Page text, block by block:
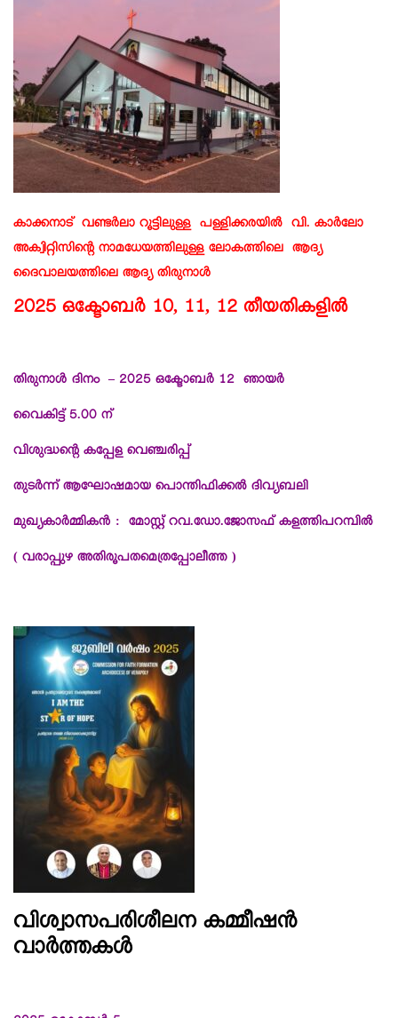
കാക്കനാട് വണ്ടര്‍ലാ റൂട്ടിലുള്ള പള്ളിക്കരയില്‍ വി. കാര്‍ലോ
അക്വിറ്റിസിന്റെ നാമധേയത്തിലുള്ള ലോകത്തിലെ ആദ്യ
ദൈവാലയത്തിലെ ആദ്യ തിരുനാള്‍
2025 ഒക്ടോബര്‍ 10, 11, 12 തീയതികളില്‍
തിരുനാള്‍ ദിനം – 2025 ഒക്ടോബര്‍ 12 ഞായര്‍
വൈകിട്ട് 5.00 ന്
വിശുദ്ധന്റെ കപ്പേള വെഞ്ചരിപ്പ്
തുടര്‍ന്ന് ആഘോഷമായ പൊന്തിഫിക്കല്‍ ദിവ്യബലി
മുഖ്യകാര്‍മ്മികന്‍ : മോസ്റ്റ് റവ.ഡോ.ജോസഫ് കളത്തിപറമ്പില്‍
( വരാപ്പുഴ അതിരൂപതമെത്രപ്പോലീത്ത )
വിശ്വാസപരിശീലന കമ്മീഷന്‍
വാര്‍ത്തകള്‍